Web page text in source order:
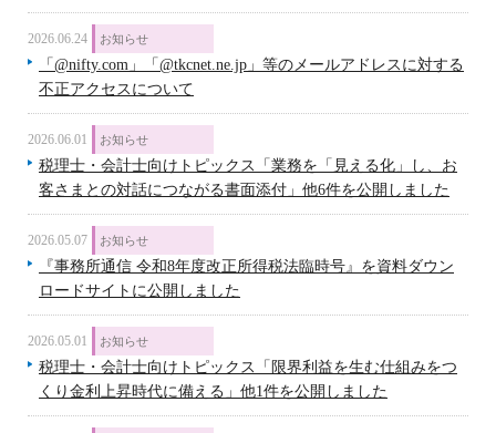
2026.06.24 お知らせ
「@nifty.com」「@tkcnet.ne.jp」等のメールアドレスに対する
不正アクセスについて
2026.06.01 お知らせ
税理士・会計士向けトピックス「業務を「見える化」し、お
客さまとの対話につながる書面添付」他6件を公開しました
2026.05.07 お知らせ
『事務所通信 令和8年度改正所得税法臨時号』を資料ダウン
ロードサイトに公開しました
2026.05.01 お知らせ
税理士・会計士向けトピックス「限界利益を生む仕組みをつ
くり金利上昇時代に備える」他1件を公開しました